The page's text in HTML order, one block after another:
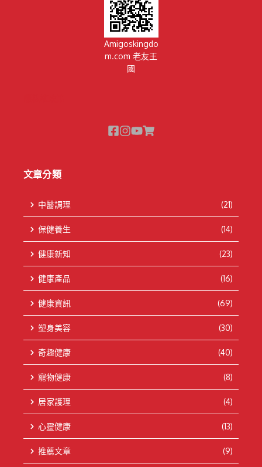
Amigoskingdo
m.com 老友王
國
文章分類
中醫調理 (21)
保健養生 (14)
健康新知 (23)
健康產品 (16)
健康資訊 (69)
塑身美容 (30)
奇趣健康 (40)
寵物健康 (8)
居家護理 (4)
心靈健康 (13)
推薦文章 (9)